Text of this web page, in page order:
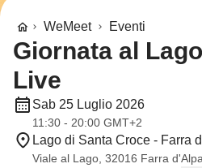
WeMeet Eventi
Giornata al
Live
Sab 25 Luglio 2026
11:30 - 20:00 GMT+2
Lago di Santa Croce - Farra
Viale al Lago, 32016 Farra